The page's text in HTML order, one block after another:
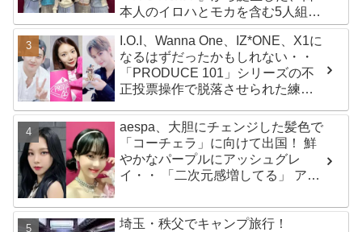
本人のイロハとモカを含む5人組ガ
ールズグループ！ デビュー曲
「Magnetic」がいきなりの大ヒッ
ト
I.O.I、Wanna One、IZ*ONE、X1に
なるはずだったかもしれない・・
「PRODUCE 101」シリーズの不
正投票操作で脱落させられた練習
aespa、大胆にチェンジした髪色で
「コーチェラ」に向けて出国！ 鮮
やかなパープルにアッシュグレ
イ・・ 「二次元感増してる」 アバ
埼玉・秩父でキャンプ旅行！